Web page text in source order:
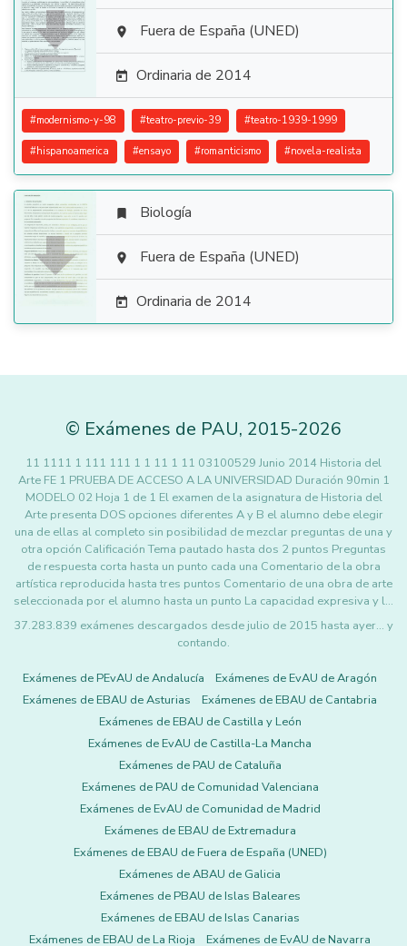
  Fuera de España (UNED)
 Ordinaria de 2014
#modernismo-y-98 #teatro-previo-39 #teatro-1939-1999
#hispanoamerica #ensayo #romanticismo #novela-realista

 Biología
 Fuera de España (UNED)
 Ordinaria de 2014
© Exámenes de PAU, 2015-2026
11 1111 1 111 111 1 1 11 1 11 03100529 Junio 2014 Historia del
Arte FE 1 PRUEBA DE ACCESO A LA UNIVERSIDAD Duración 90min 1
MODELO 02 Hoja 1 de 1 El examen de la asignatura de Historia del
Arte presenta DOS opciones diferentes A y B el alumno debe elegir
una de ellas al completo sin posibilidad de mezclar preguntas de una y
otra opción Calificación Tema pautado hasta dos 2 puntos Preguntas
de respuesta corta hasta un punto cada una Comentario de la obra
artística reproducida hasta tres puntos Comentario de una obra de arte
seleccionada por el alumno hasta un punto La capacidad expresiva y l…
37.283.839 exámenes descargados desde julio de 2015 hasta ayer... y
contando.
Exámenes de PEvAU de Andalucía
Exámenes de EvAU de Aragón
Exámenes de EBAU de Asturias
Exámenes de EBAU de Cantabria
Exámenes de EBAU de Castilla y León
Exámenes de EvAU de Castilla-La Mancha
Exámenes de PAU de Cataluña
Exámenes de PAU de Comunidad Valenciana
Exámenes de EvAU de Comunidad de Madrid
Exámenes de EBAU de Extremadura
Exámenes de EBAU de Fuera de España (UNED)
Exámenes de ABAU de Galicia
Exámenes de PBAU de Islas Baleares
Exámenes de EBAU de Islas Canarias
Exámenes de EBAU de La Rioja
Exámenes de EvAU de Navarra